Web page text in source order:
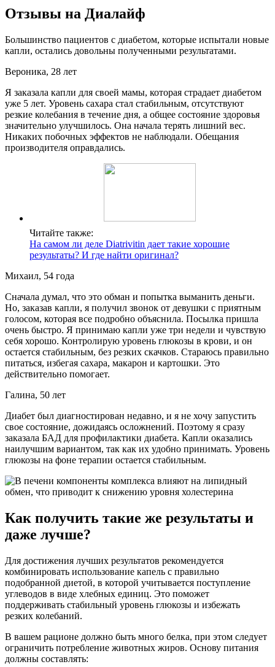
Отзывы на Диалайф
Большинство пациентов с диабетом, которые испытали новые
капли, остались довольны полученными результатами.
Вероника, 28 лет
Я заказала капли для своей мамы, которая страдает диабетом
уже 5 лет. Уровень сахара стал стабильным, отсутствуют
резкие колебания в течение дня, а общее состояние здоровья
значительно улучшилось. Она начала терять лишний вес.
Никаких побочных эффектов не наблюдали. Обещания
производителя оправдались.
Читайте также:
На самом ли деле Diatrivitin дает такие хорошие
результаты? И где найти оригинал?
Михаил, 54 года
Сначала думал, что это обман и попытка выманить деньги.
Но, заказав капли, я получил звонок от девушки с приятным
голосом, которая все подробно объяснила. Посылка пришла
очень быстро. Я принимаю капли уже три недели и чувствую
себя хорошо. Контролирую уровень глюкозы в крови, и он
остается стабильным, без резких скачков. Стараюсь правильно
питаться, избегая сахара, макарон и картошки. Это
действительно помогает.
Галина, 50 лет
Диабет был диагностирован недавно, и я не хочу запустить
свое состояние, дожидаясь осложнений. Поэтому я сразу
заказала БАД для профилактики диабета. Капли оказались
наилучшим вариантом, так как их удобно принимать. Уровень
глюкозы на фоне терапии остается стабильным.
Как получить такие же результаты и
даже лучше?
Для достижения лучших результатов рекомендуется
комбинировать использование капель с правильно
подобранной диетой, в которой учитывается поступление
углеводов в виде хлебных единиц. Это поможет
поддерживать стабильный уровень глюкозы и избежать
резких колебаний.
В вашем рационе должно быть много белка, при этом следует
ограничить потребление животных жиров. Основу питания
должны составлять: